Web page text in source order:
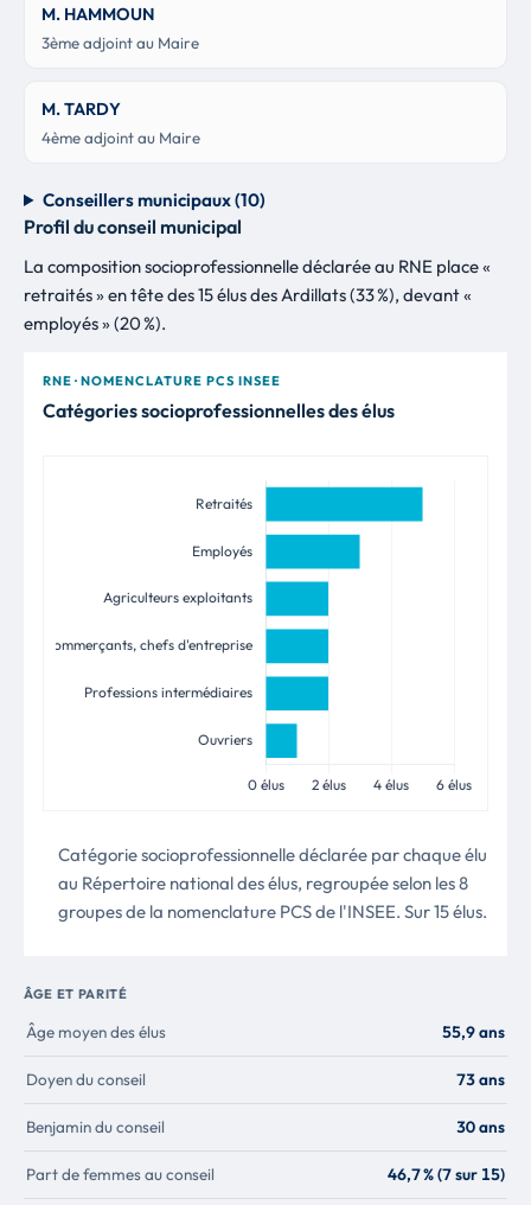
M. HAMMOUN
3ème adjoint au Maire
M. TARDY
4ème adjoint au Maire
Conseillers municipaux (10)
Profil du conseil municipal
La composition socioprofessionnelle déclarée au RNE place «
retraités » en tête des 15 élus des Ardillats (33 %), devant «
employés » (20 %).
RNE · NOMENCLATURE PCS INSEE
Catégories socioprofessionnelles des élus
Catégorie socioprofessionnelle déclarée par chaque élu
au Répertoire national des élus, regroupée selon les 8
groupes de la nomenclature PCS de l'INSEE. Sur 15 élus.
ÂGE ET PARITÉ
Âge moyen des élus 55,9 ans
Doyen du conseil 73 ans
Benjamin du conseil 30 ans
Part de femmes au conseil 46,7 % (7 sur 15)